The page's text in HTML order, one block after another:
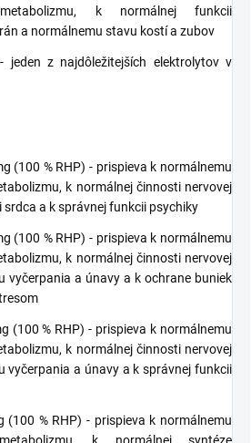
metabolizmu, k normálnej funkcii
a normálnemu stavu kostí a zubov
z najdôležitejších elektrolytov v
(100 % RHP) - prispieva k normálnemu
k normálnej činnosti nervovej
srdca a k správnej funkcii psychiky
(100 % RHP) - prispieva k normálnemu
k normálnej činnosti nervovej
vyčerpania a únavy a k ochrane buniek
(100 % RHP) - prispieva k normálnemu
k normálnej činnosti nervovej
vyčerpania a únavy a k správnej funkcii
(100 % RHP) - prispieva k normálnemu